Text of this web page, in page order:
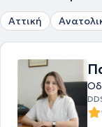
Αττική